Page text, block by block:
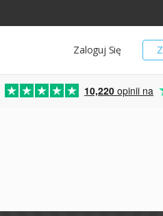
Zaloguj Się
10,220 opinii na